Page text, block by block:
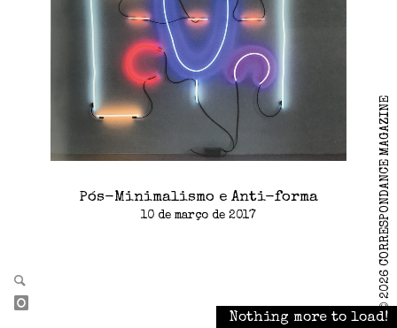
Pós-Minimalismo e Anti-forma
10 de março de 2017
©
2026 CORRESPONDANCE MAGAZINE